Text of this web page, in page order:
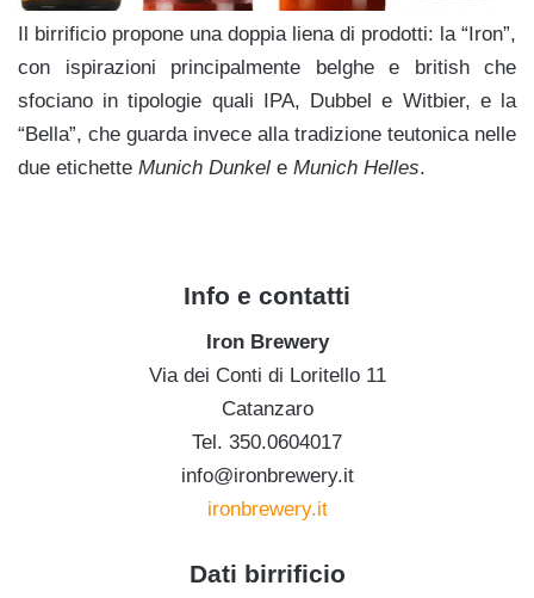
Il birrificio propone una doppia liena di prodotti: la “Iron”,
con ispirazioni principalmente belghe e british che
sfociano in tipologie quali IPA, Dubbel e Witbier, e la
“Bella”, che guarda invece alla tradizione teutonica nelle
due etichette Munich Dunkel e Munich Helles.
Info e contatti
Iron Brewery
Via dei Conti di Loritello 11
Catanzaro
Tel. 350.0604017
info@ironbrewery.it
ironbrewery.it
Dati birrificio